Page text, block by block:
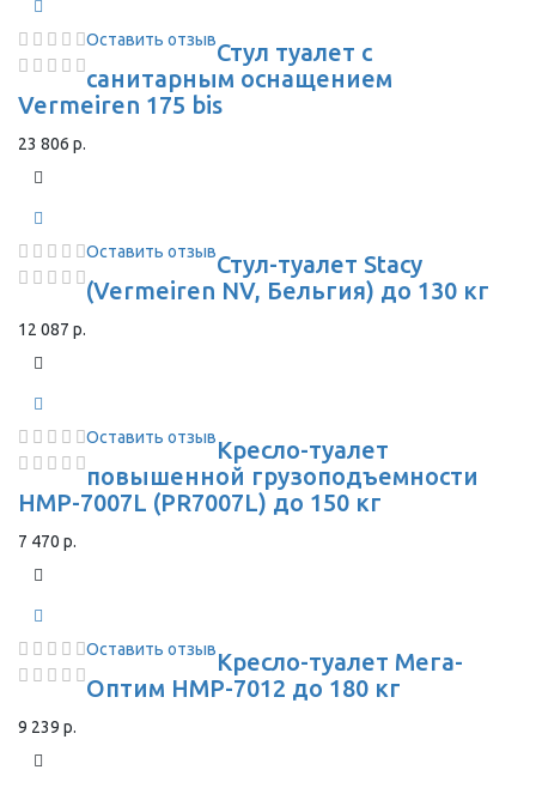
Оставить отзывСтул туалет с
санитарным оснащением
Vermeiren 175 bis
23 806 р.
Оставить отзывСтул-туалет Stacy
(Vermeiren NV, Бельгия) до 130 кг
12 087 р.
Оставить отзывКресло-туалет
повышенной грузоподъемности
HMP-7007L (PR7007L) до 150 кг
7 470 р.
Оставить отзывКресло-туалет Мега-
Оптим HMP-7012 до 180 кг
9 239 р.